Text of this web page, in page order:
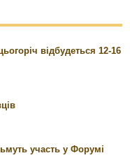
відбудеться 12-16
участь у Форумі